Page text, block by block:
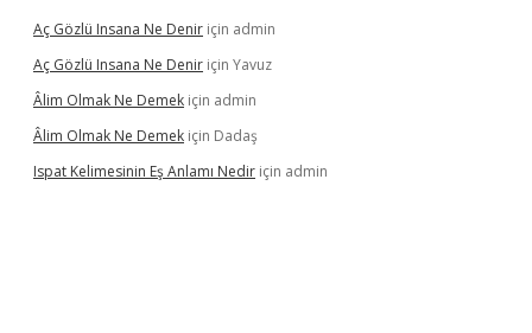
Aç Gözlü Insana Ne Denir için admin
Aç Gözlü Insana Ne Denir için Yavuz
Âlim Olmak Ne Demek için admin
Âlim Olmak Ne Demek için Dadaş
Ispat Kelimesinin Eş Anlamı Nedir için admin